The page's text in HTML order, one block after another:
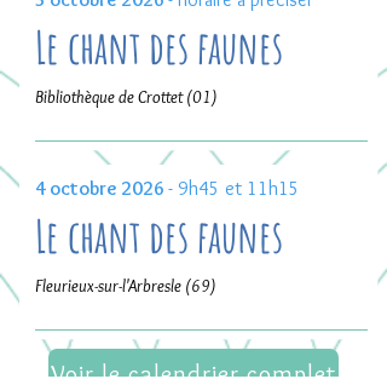
Le chant des faunes
Bibliothèque de Crottet (01)
4 octobre 2026 - 9h45 et 11h15
Le chant des faunes
Fleurieux-sur-l'Arbresle (69)